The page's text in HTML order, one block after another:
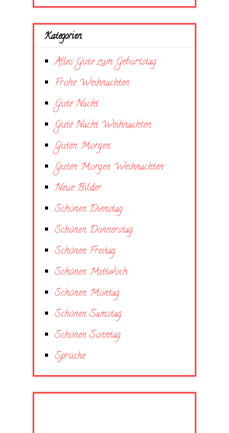
Kategorien
Alles Gute zum Geburtstag
Frohe Weihnachten
Gute Nacht
Gute Nacht Weihnachten
Guten Morgen
Guten Morgen Weihnachten
Neue Bilder
Schönen Dienstag
Schönen Donnerstag
Schönen Freitag
Schönen Mittwoch
Schönen Montag
Schönen Samstag
Schönen Sonntag
Sprüche